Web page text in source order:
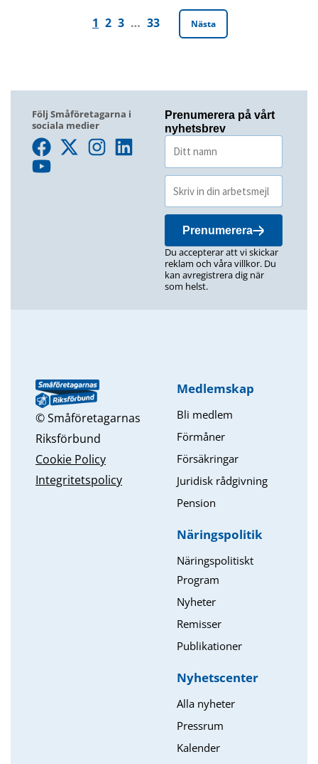
1 2 3 … 33 Nästa
Följ Småföretagarna i
sociala medier
Prenumerera på vårt
nyhetsbrev
Prenumerera
Du accepterar att vi skickar
reklam och våra villkor. Du
kan avregistrera dig när
som helst.
© Småföretagarnas
Riksförbund
Cookie Policy
Integritetspolicy
Medlemskap
Bli medlem
Förmåner
Försäkringar
Juridisk rådgivning
Pension
Näringspolitik
Näringspolitiskt
Program
Nyheter
Remisser
Publikationer
Nyhetscenter
Alla nyheter
Pressrum
Kalender